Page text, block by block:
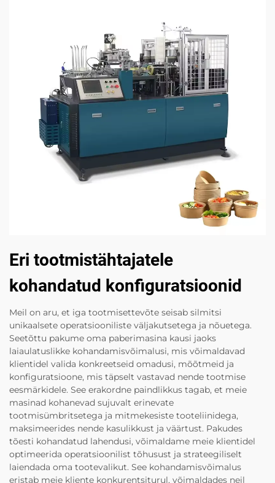
Eri tootmistähtajatele
kohandatud konfiguratsioonid
Meil on aru, et iga tootmisettevõte seisab silmitsi
unikaalsete operatsiooniliste väljakutsetega ja nõuetega.
Seetõttu pakume oma paberimasina kausi jaoks
laiaulatuslikke kohandamisvõimalusi, mis võimaldavad
klientidel valida konkreetseid omadusi, mõõtmeid ja
konfiguratsioone, mis täpselt vastavad nende tootmise
eesmärkidele. See erakordne paindlikkus tagab, et meie
masinad kohanevad sujuvalt erinevate
tootmisümbritsetega ja mitmekesiste tooteliinidega,
maksimeerides nende kasulikkust ja väärtust. Pakudes
tõesti kohandatud lahendusi, võimaldame meie klientidel
optimeerida operatsioonilist tõhusust ja strateegiliselt
laiendada oma tootevalikut. See kohandamisvõimalus
eristab meie kliente konkurentsiturul, võimaldades neil